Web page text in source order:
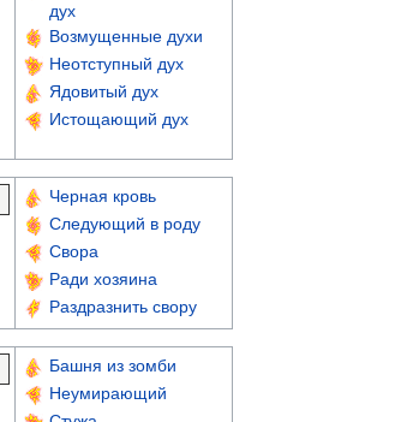
дух
Возмущенные духи
Неотступный дух
Ядовитый дух
Истощающий дух
Черная кровь
Следующий в роду
Свора
Ради хозяина
Раздразнить свору
Башня из зомби
Неумирающий